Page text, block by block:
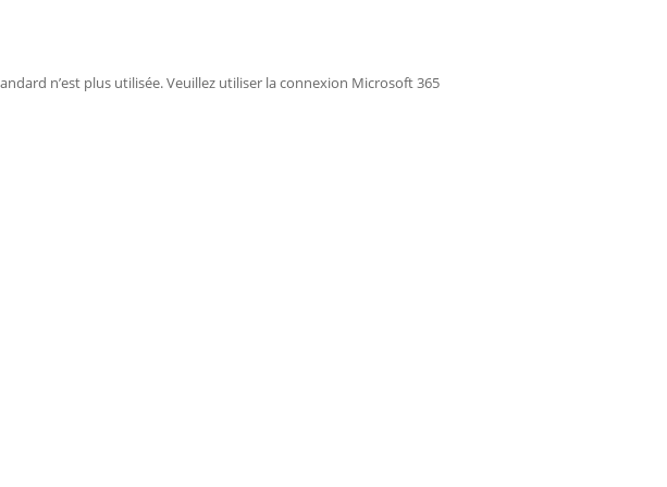
n’est plus utilisée. Veuillez utiliser la connexion Microsoft 365